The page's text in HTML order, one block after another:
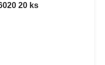
20 ks